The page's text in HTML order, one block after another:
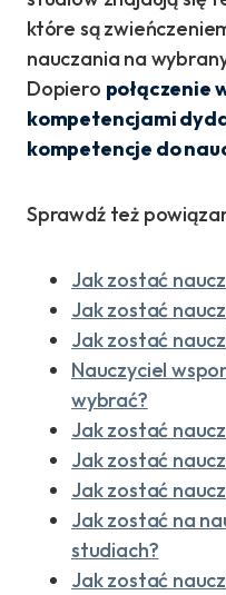
które są
nauczania na
Dopiero połączenie
kompetencjami
kompetencje do
Sprawdź też
Jak zostać
Jak zostać
Jak zostać
Nauczyciel
wybrać?
Jak zostać
Jak zostać
Jak zostać
Jak zostać na
studiach?
Jak zostać